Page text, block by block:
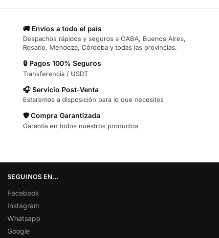
🚚 Envíos a todo el país
Despachos rápidos y seguros a CABA, Buenos Aires,
Rosario, Mendoza, Córdoba y todas las provincias.
🔒 Pagos 100% Seguros
Transferencia / USDT
🎧 Servicio Post-Venta
Estaremos a disposición para lo que necesites
🛡️ Compra Garantizada
Garantía en todos nuestros productos
SEGUINOS EN…
Facebook
Instagram
Whatsapp
Google